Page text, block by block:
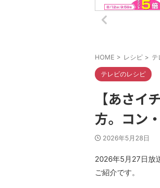
HOME > レシピ > テ
テレビのレシピ
【あさイ
方。コン
2026年5月28日
2026年5月27日放
ご紹介です。